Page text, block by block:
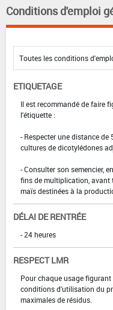
Conditions d'emploi
ETIQUETAGE
Il est recommandé de faire
l'étiquette :
- Respecter une distance
cultures de dicotylédones
- Consulter son semencier,
fins de multiplication, avant
maïs destinées à la
DÉLAI DE RENTRÉE
- 24 heures
RESPECT LMR
Pour chaque usage
conditions d'utilisation du
maximales de résidus.